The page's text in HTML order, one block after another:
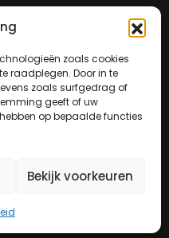
zoals cookies
raadplegen. Door in te
zoals surfgedrag of
geeft of uw
op bepaalde functies
Bekijk voorkeuren
0